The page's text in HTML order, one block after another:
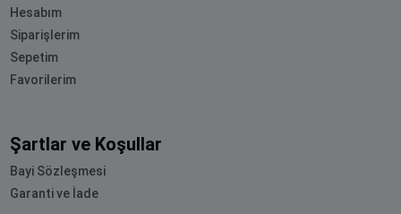
Hesabım
Siparişlerim
Sepetim
Favorilerim
Şartlar ve Koşullar
Bayi Sözleşmesi
Garanti ve İade